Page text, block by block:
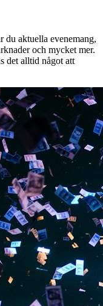
du aktuella evenemang,
och mycket mer.
det alltid något att